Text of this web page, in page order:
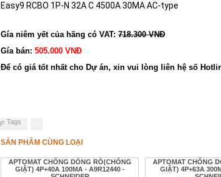
Easy9 RCBO 1P-N 32A C 4500A 30MA AC-type
Gía niêm yết của hãng có VAT: 718.300 VNĐ
Gía bán: 505.000 VNĐ
Để có giá tốt nhất cho Dự án, xin vui lòng liên hệ số
Tags
SẢN PHẨM CÙNG LOẠI
APTOMAT CHỐNG DÒNG RÒ(CHỐNG
GIẬT) 4P+40A 100MA - A9R12440 -
APTOMAT CHỐNG
GIẬT) 4P+63A